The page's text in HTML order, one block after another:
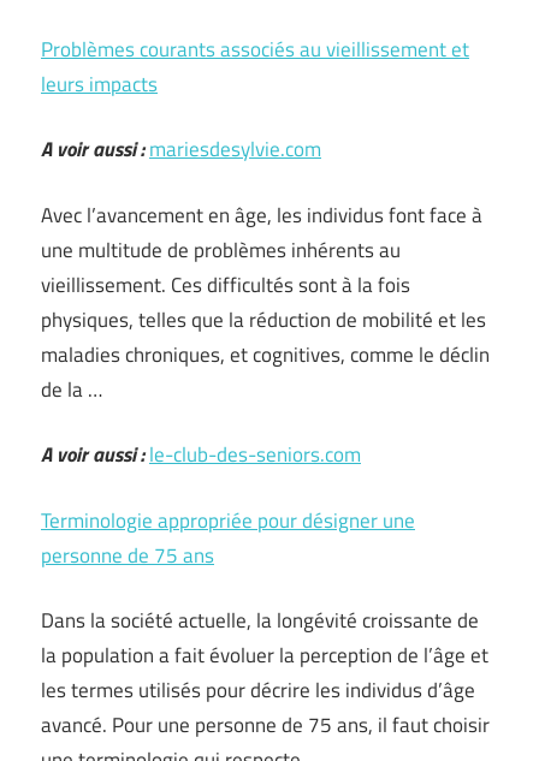
Problèmes courants associés au vieillissement et
leurs impacts
A voir aussi :mariesdesylvie.com
Avec l’avancement en âge, les individus font face à
une multitude de problèmes inhérents au
vieillissement. Ces difficultés sont à la fois
physiques, telles que la réduction de mobilité et les
maladies chroniques, et cognitives, comme le déclin
de la …
A voir aussi :le-club-des-seniors.com
Terminologie appropriée pour désigner une
personne de 75 ans
Dans la société actuelle, la longévité croissante de
la population a fait évoluer la perception de l’âge et
les termes utilisés pour décrire les individus d’âge
avancé. Pour une personne de 75 ans, il faut choisir